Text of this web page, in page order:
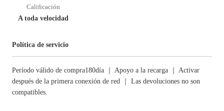
Calificación
A toda velocidad
Política de servicio
Período válido de compra180día ｜ Apoyo a la recarga ｜ Activar
después de la primera conexión de red ｜ Las devoluciones no son
compatibles.